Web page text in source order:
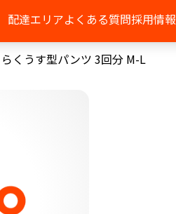
配達エリアよくある質問採用情報
くうす型パンツ 3回分 M-L